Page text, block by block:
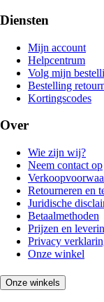
Diensten
Mijn account
Helpcentrum
Volg mijn
Bestelling
Kortingscodes
Over
Wie zijn wij?
Neem contact op
Retourneren en
Juridische
Betaalmethoden
Prijzen en
Privacy
Onze winkel
Onze winkels